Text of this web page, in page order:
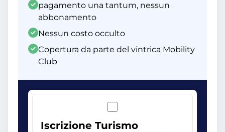
pagamento una tantum, nessun
abbonamento
Nessun costo occulto
Copertura da parte del vintrica Mobility
Club
Iscrizione Turismo